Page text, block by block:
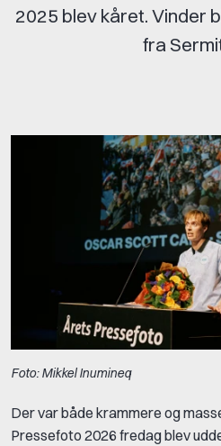
2025 blev kåret. Vinder
fra
Foto: Mikkel Inumineq
Der var både krammere og
Pressefoto 2026 fredag blev